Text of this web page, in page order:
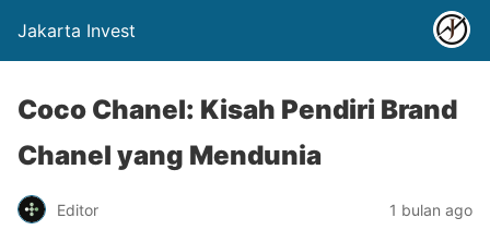
Jakarta Invest
Coco Chanel: Kisah Pendiri Brand
Chanel yang Mendunia
Editor 1 bulan ago